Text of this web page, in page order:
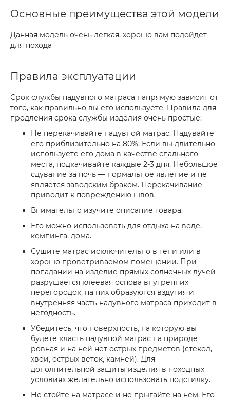
Основные преимущества этой модели
Данная модель очень легкая, хорошо вам подойдет
для похода
Правила эксплуатации
Срок службы надувного матраса напрямую зависит от
того, как правильно вы его используете. Правила для
продления срока службы изделия очень простые:
Не перекачивайте надувной матрас. Надувайте
его приблизительно на 80%. Если вы длительно
используете его дома в качестве спального
места, подкачивайте каждые 2-3 дня. Небольшое
сдувание за ночь — нормальное явление и не
является заводским браком. Перекачивание
приводит к повреждению швов.
Внимательно изучите описание товара.
Его можно использовать для отдыха на воде,
кемпинга, дома.
Сушите матрас исключительно в тени или в
хорошо проветриваемом помещении. При
попадании на изделие прямых солнечных лучей
разрушается клеевая основа внутренних
перегородок, на них образуются вздутия и
внутренняя часть надувного матраса приходит в
негодность.
Убедитесь, что поверхность, на которую вы
будете класть надувной матрас на природе
ровная и на ней нет острых предметов (стекол,
хвои, острых веток, камней). Для
дополнительной защиты изделия в походных
условиях желательно использовать подстилку.
Не стойте на матрасе и не прыгайте на нем. Его